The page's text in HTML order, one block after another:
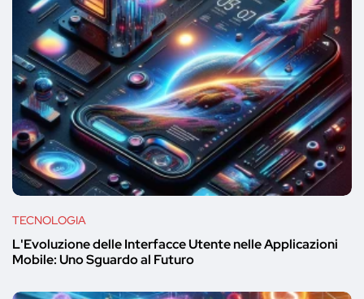
TECNOLOGIA
L'Evoluzione delle Interfacce Utente nelle Applicazioni
Mobile: Uno Sguardo al Futuro